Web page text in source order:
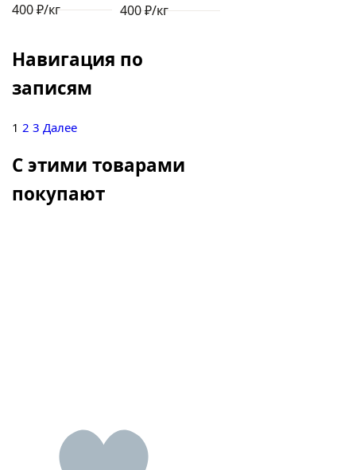
400 ₽/кг
400 ₽/кг
Навигация по
записям
1 2 3 Далее
С этими товарами
покупают